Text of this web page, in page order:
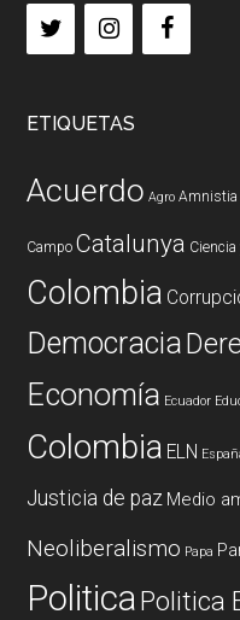
ETIQUETAS
Acuerdo Agro Amnistia
Campo Catalunya Ciencia
Colombia
Democracia
Economía Ecuador
Colombia ELN
Justicia de paz Medio
Neoliberalismo Papa
PoliticaPolitica